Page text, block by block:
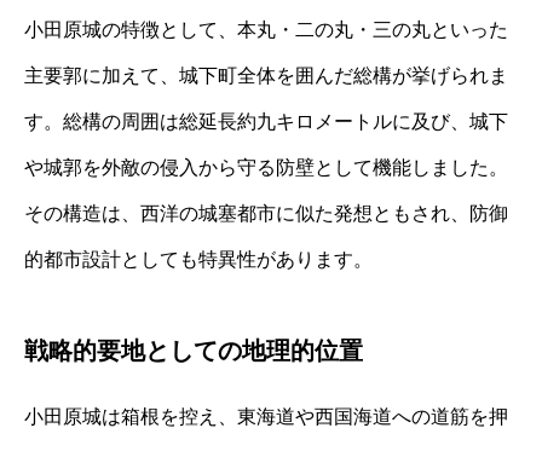
小田原城の特徴として、本丸・二の丸・三の丸といった
主要郭に加えて、城下町全体を囲んだ総構が挙げられま
す。総構の周囲は総延長約九キロメートルに及び、城下
や城郭を外敵の侵入から守る防壁として機能しました。
その構造は、西洋の城塞都市に似た発想ともされ、防御
的都市設計としても特異性があります。
戦略的要地としての地理的位置
小田原城は箱根を控え、東海道や西国海道への道筋を押